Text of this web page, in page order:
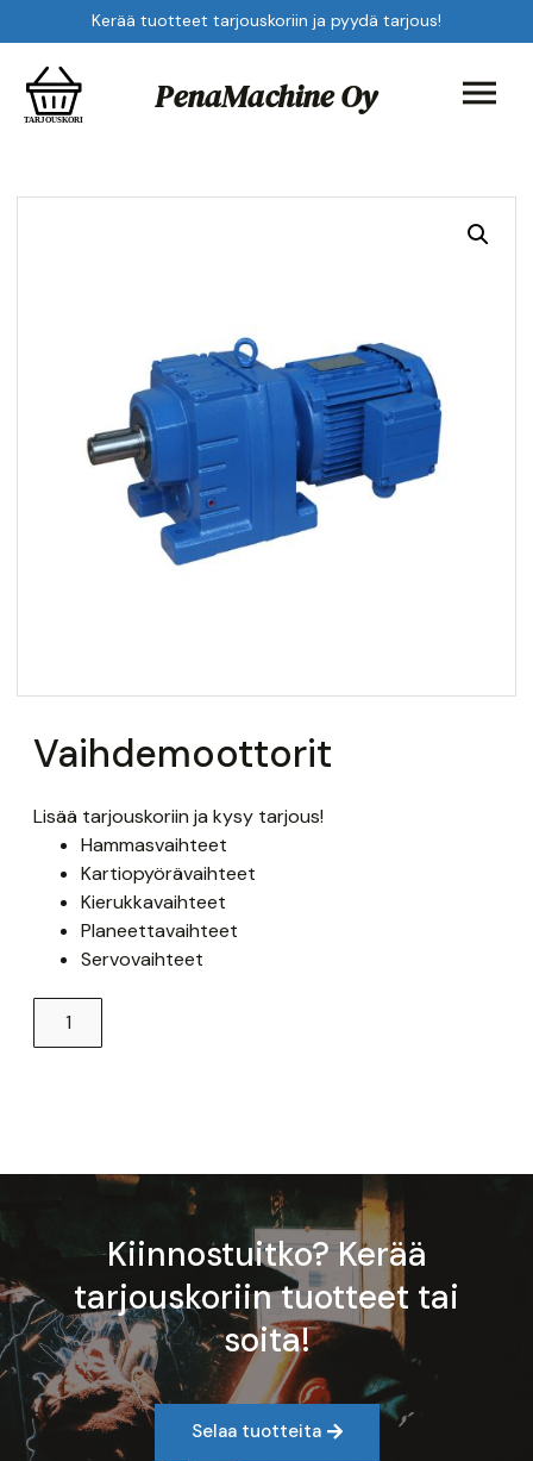
Kerää tuotteet tarjouskoriin ja pyydä tarjous!
TARJOUSKORI
PenaMachine Oy
Vaihdemoottorit
Lisää tarjouskoriin ja kysy tarjous!
Hammasvaihteet
Kartiopyörävaihteet
Kierukkavaihteet
Planeettavaihteet
Servovaihteet
Kiinnostuitko? Kerää
tarjouskoriin tuotteet tai
soita!
Selaa tuotteita